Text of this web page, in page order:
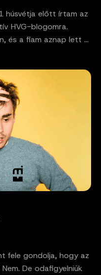
húsvétja előtt írtam az
HVG-blogomra.
és a fiam aznap lett ...
fele gondolja, hogy az
De odafigyelniük